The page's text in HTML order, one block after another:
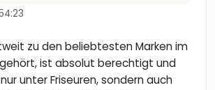
zu den beliebtesten Marken im
ist absolut berechtigt und
unter Friseuren, sondern auch